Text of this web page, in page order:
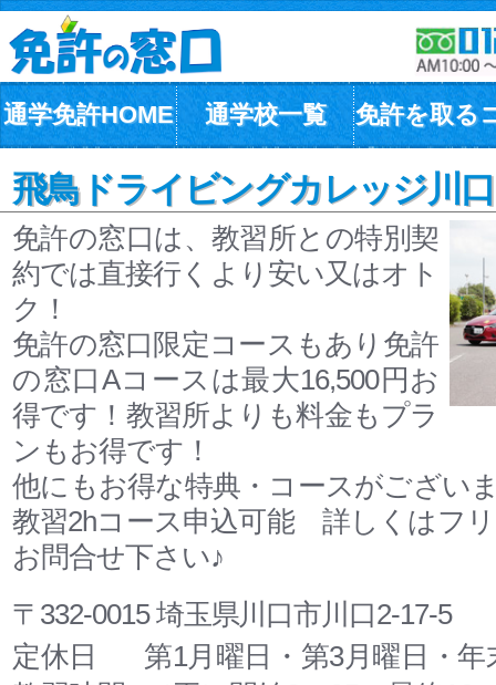
通学免許HOME 通学校一覧 免許を取る
飛鳥ドライビングカレッジ川
免許の窓口は、教習所との特別契
約では直接行くより安い又はオト
ク！
免許の窓口限定コースもあり免許
の窓口Aコースは最大16,500円お
得です！教習所よりも料金もプラ
ンもお得です！
他にもお得な特典・コースがござい
教習2hコース申込可能 詳しくはフ
お問合せ下さい♪
〒332-0015 埼玉県川口市川口2-17-5
定休日
第1月曜日・第3月曜日・年